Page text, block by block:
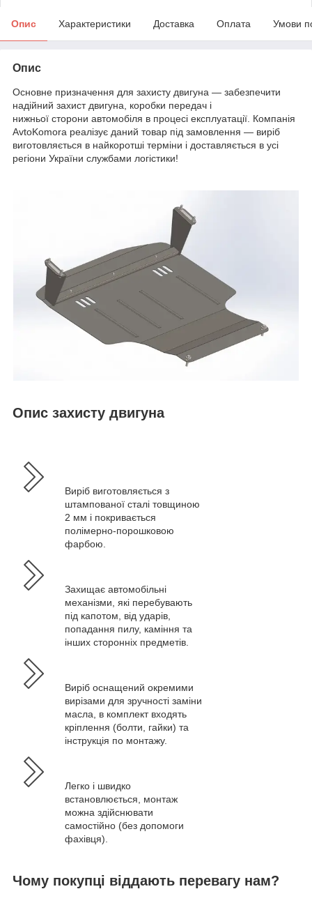
Опис Характеристики Доставка Оплата Умови
Опис
Основне призначення для захисту двигуна — забезпечити
надійний захист двигуна, коробки передач і
нижньої сторони автомобіля в процесі експлуатації. Компанія
AvtoKomora реалізує даний товар під замовлення — виріб
виготовляється в найкоротші терміни і доставляється в усі
регіони України службами логістики!
Опис захисту двигуна
Виріб виготовляється з
штампованої сталі товщиною
2 мм і покривається
полімерно-порошковою
фарбою.
Захищає автомобільні
механізми, які перебувають
під капотом, від ударів,
попадання пилу, каміння та
інших сторонніх предметів.
Виріб оснащений окремими
вирізами для зручності заміни
масла, в комплект входять
кріплення (болти, гайки) та
інструкція по монтажу.
Легко і швидко
встановлюється, монтаж
можна здійснювати
самостійно (без допомоги
фахівця).
Чому покупці віддають перевагу нам?